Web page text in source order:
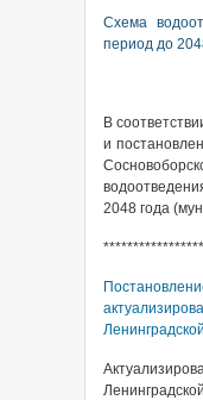
Схема
период до
В
и
2048 года